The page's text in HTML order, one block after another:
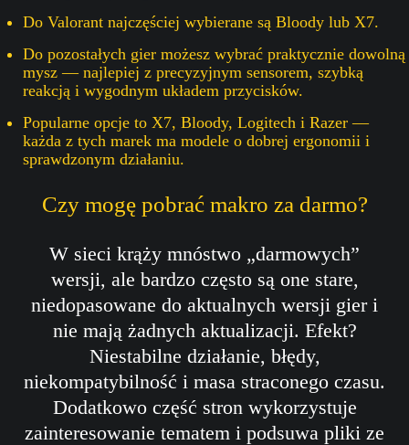
Do Valorant najczęściej wybierane są Bloody lub X7.
Do pozostałych gier możesz wybrać praktycznie dowolną
mysz — najlepiej z precyzyjnym sensorem, szybką
reakcją i wygodnym układem przycisków.
Popularne opcje to X7, Bloody, Logitech i Razer —
każda z tych marek ma modele o dobrej ergonomii i
sprawdzonym działaniu.
Czy mogę pobrać makro za darmo?
W sieci krąży mnóstwo „darmowych”
wersji, ale bardzo często są one stare,
niedopasowane do aktualnych wersji gier i
nie mają żadnych aktualizacji. Efekt?
Niestabilne działanie, błędy,
niekompatybilność i masa straconego czasu.
Dodatkowo część stron wykorzystuje
zainteresowanie tematem i podsuwa pliki ze